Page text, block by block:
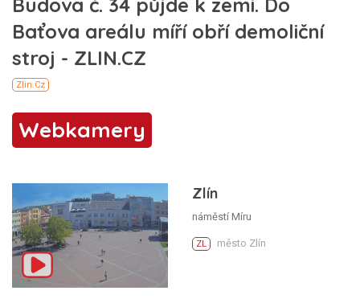
Webkamery
Zlín
náměstí Míru
ZL město Zlín